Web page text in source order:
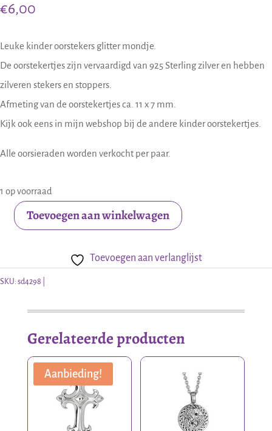
€6,00
Leuke kinder oorstekers glitter mondje.
De oorstekertjes zijn vervaardigd van 925 Sterling zilver en hebben
zilveren stekers en stoppers.
Afmeting van de oorstekertjes ca. 11 x 7 mm.
Kijk ook eens in mijn webshop bij de andere kinder oorstekertjes.
Alle oorsieraden worden verkocht per paar.
1 op voorraad
Zilveren
mondje
Toevoegen aan winkelwagen
Toevoegen aan verlanglijst
SKU: sd4298
Gerelateerde producten
Aanbieding!